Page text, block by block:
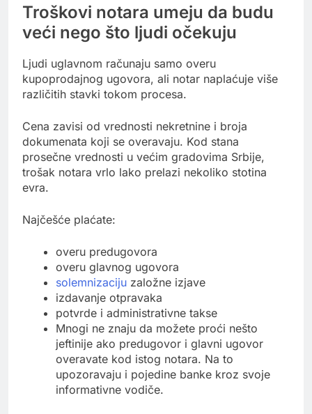
Troškovi notara umeju da budu
veći nego što ljudi očekuju
Ljudi uglavnom računaju samo overu
kupoprodajnog ugovora, ali notar naplaćuje više
različitih stavki tokom procesa.
Cena zavisi od vrednosti nekretnine i broja
dokumenata koji se overavaju. Kod stana
prosečne vrednosti u većim gradovima Srbije,
trošak notara vrlo lako prelazi nekoliko stotina
evra.
Najčešće plaćate:
overu predugovora
overu glavnog ugovora
solemnizaciju založne izjave
izdavanje otpravaka
potvrde i administrativne takse
Mnogi ne znaju da možete proći nešto
jeftinije ako predugovor i glavni ugovor
overavate kod istog notara. Na to
upozoravaju i pojedine banke kroz svoje
informativne vodiče.